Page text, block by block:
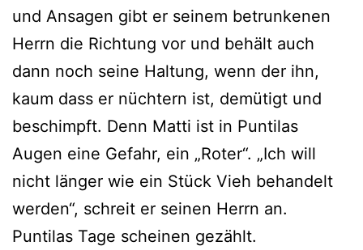
und Ansagen gibt er seinem betrunkenen
Herrn die Richtung vor und behält auch
dann noch seine Haltung, wenn der ihn,
kaum dass er nüchtern ist, demütigt und
beschimpft. Denn Matti ist in Puntilas
Augen eine Gefahr, ein „Roter“. „Ich will
nicht länger wie ein Stück Vieh behandelt
werden“, schreit er seinen Herrn an.
Puntilas Tage scheinen gezählt.